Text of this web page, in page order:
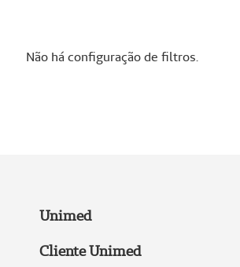
Não há configuração de filtros.
Unimed
Cliente Unimed